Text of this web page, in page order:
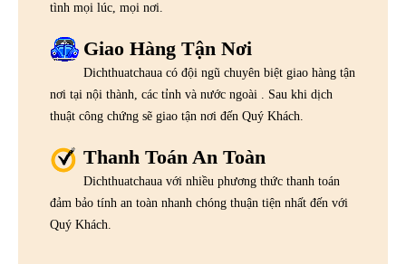
tình mọi lúc, mọi nơi.
Giao Hàng Tận Nơi
Dichthuatchaua có đội ngũ chuyên biệt giao hàng tận
nơi tại nội thành, các tỉnh và nước ngoài . Sau khi dịch
thuật công chứng sẽ giao tận nơi đến Quý Khách.
Thanh Toán An Toàn
Dichthuatchaua với nhiều phương thức thanh toán
đảm bảo tính an toàn nhanh chóng thuận tiện nhất đến với
Quý Khách.